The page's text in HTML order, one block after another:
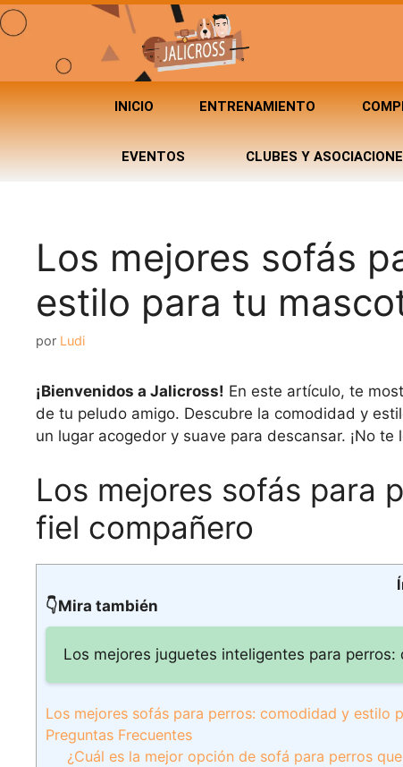
INICIO ENTRENAMIENTO
EVENTOS CLUBES Y
Los mejores sofás
estilo para tu
por Ludi
¡Bienvenidos a Jalicross! En este artículo, te
de tu peludo amigo. Descubre la comodidad y
un lugar acogedor y suave para descansar. ¡No te
Los mejores sofás para
fiel compañero
👇Mira también
Los mejores juguetes inteligentes para
Los mejores sofás para perros: comodidad y estilo
Preguntas Frecuentes
¿Cuál es la mejor opción de sofá para perros